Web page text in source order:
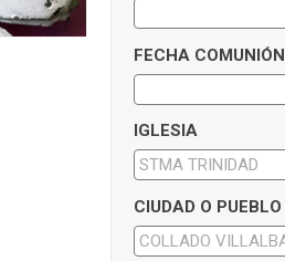
FECHA COMUNIÓN
IGLESIA
CIUDAD O PUEBLO